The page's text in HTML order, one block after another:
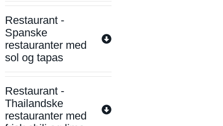
Restaurant -
Spanske
restauranter med
sol og tapas
Restaurant -
Thailandske
restauranter med